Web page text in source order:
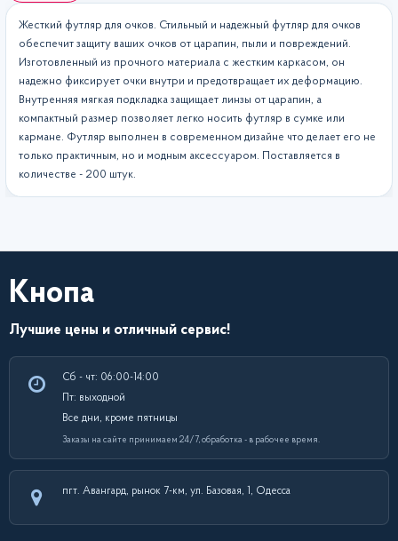
Жесткий футляр для очков. Стильный и надежный футляр для очков
обеспечит защиту ваших очков от царапин, пыли и повреждений.
Изготовленный из прочного материала с жестким каркасом, он
надежно фиксирует очки внутри и предотвращает их деформацию.
Внутренняя мягкая подкладка защищает линзы от царапин, а
компактный размер позволяет легко носить футляр в сумке или
кармане. Футляр выполнен в современном дизайне что делает его не
только практичным, но и модным аксессуаром. Поставляется в
количестве - 200 штук.
Кнопа
Лучшие цены и отличный сервис!
Сб - чт: 06:00-14:00
Пт: выходной
Все дни, кроме пятницы
Заказы на сайте принимаем 24/7, обработка - в рабочее время.
пгт. Авангард, рынок 7-км, ул. Базовая, 1, Одесса